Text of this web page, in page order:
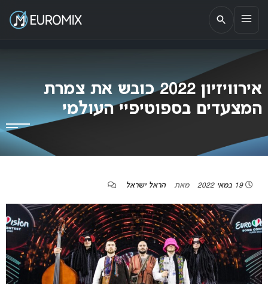
EUROMIX
אתר הבית של האירוויזיון בישראל
אירוויזיון 2022 כובש את צמרת
המצעדים בספוטיפיי העולמי
19 במאי 2022 מאת הראל ישראל